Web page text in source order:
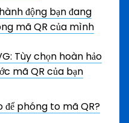
động bạn đang
mã QR của mình
Tùy chọn hoàn hảo
mã QR của bạn
để phóng to mã QR?